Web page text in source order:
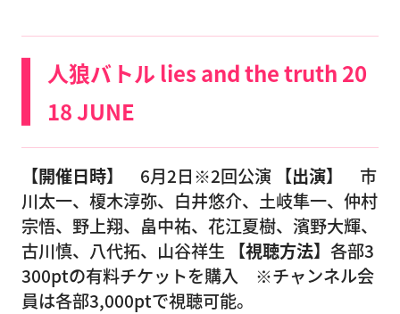
人狼バトル lies and the truth 20
18 JUNE
【開催日時】 6月2日※2回公演 【出演】 市
川太一、榎木淳弥、白井悠介、土岐隼一、仲村
宗悟、野上翔、畠中祐、花江夏樹、濱野大輝、
古川慎、八代拓、山谷祥生
【視聴方法】 各部3
300ptの有料チケットを購入 ※チャンネル会
員は各部3,000ptで視聴可能。